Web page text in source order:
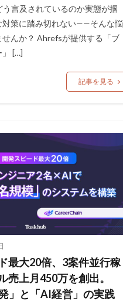
言及されているのか実態が掴
対策に踏み切れない——そんな悩
んか？ Ahrefsが提供する「ブ
」 […]
記事を見る
最大20倍、3案件並行稼
売上月450万を創出。
」と「AI経営」の実践